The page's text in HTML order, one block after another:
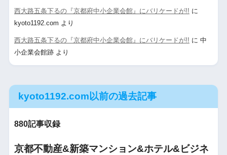
西大路五条下るの『京都府中小企業会館』にバリケードが!! に
kyoto1192.com より
西大路五条下るの『京都府中小企業会館』にバリケードが!! に 中
小企業会館跡より
kyoto1192.com以前の過去記事
880記事収録
京都不動産&新築マンション&ホテル&ビジネ